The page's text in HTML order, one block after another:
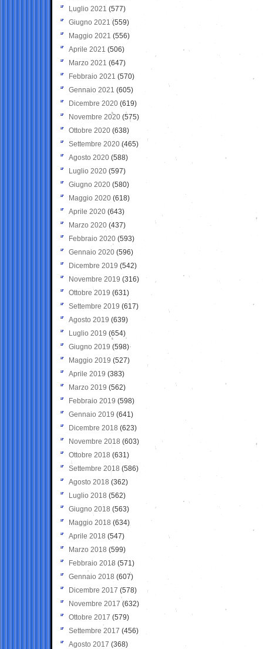
Luglio 2021 (577)
Giugno 2021(559)
Maggio 2021 (556)
Aprile 2021 (506)
Marzo 2021 (647)
Febbraio 2021 (570)
Gennaio 2021 (605)
Dicembre 2020 (619)
Novembre 2020 (575)
Ottobre 2020 (638)
Settembre 2020(465)
Agosto 2020 (588)
Luglio 2020 (597)
Giugno 2020 (580)
Maggio 2020 (618)
Aprile 2020 (643)
Marzo 2020 (437)
Febbraio 2020 (593)
Gennaio 2020 (596)
Dicembre 2019 (542)
Novembre 2019 (316)
Ottobre 2019 (631)
Settembre 2019 (617)
Agosto 2019 (639)
Luglio 2019 (654)
Giugno 2019 (598)
Maggio 2019 (527)
Aprile 2019 (383)
Marzo 2019 (562)
Febbraio 2019 (598)
Gennaio 2019 (641)
Dicembre 2018 (623)
Novembre 2018 (603)
Ottobre 2018 (631)
Settembre 2018 (586)
Agosto 2018 (362)
Luglio 2018 (562)
Giugno 2018 (563)
Maggio 2018 (634)
Aprile 2018 (547)
Marzo 2018 (599)
Febbraio 2018 (571)
Gennaio 2018 (607)
Dicembre 2017 (578)
Novembre 2017 (632)
Ottobre 2017 (579)
Settembre 2017 (456)
Agosto 2017 (368)